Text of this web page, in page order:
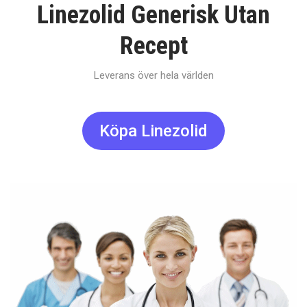
Linezolid Generisk Utan
Recept
Leverans över hela världen
Köpa Linezolid